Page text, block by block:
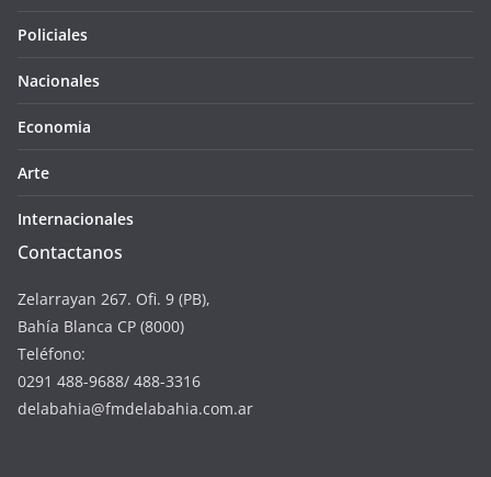
Policiales
Nacionales
Economia
Arte
Internacionales
Contactanos
Zelarrayan 267. Ofi. 9 (PB),
Bahía Blanca CP (8000)
Teléfono:
0291 488-9688/ 488-3316
delabahia@fmdelabahia.com.ar